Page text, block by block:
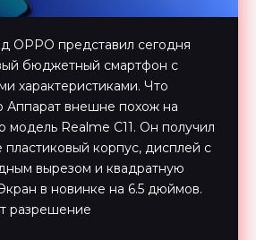
OPPO представил сегодня
бюджетный смартфон с
характеристиками. Что
Аппарат внешне похож на
Realme C11. Он получил
пластиковый корпус, дисплей с
вырезом и квадратную
в новинке на 6.5 дюймов.
разрешение